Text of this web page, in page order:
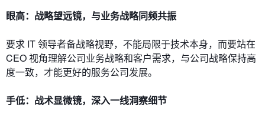
眼高：战略望远镜，与业务战略同频共振
要求 IT 领导者备战略视野，不能局限于技术本身，而要站在
CEO 视角理解公司业务战略和客户需求，与公司战略保持高
度一致，才能更好的服务公司发展。
手低：战术显微镜，深入一线洞察细节